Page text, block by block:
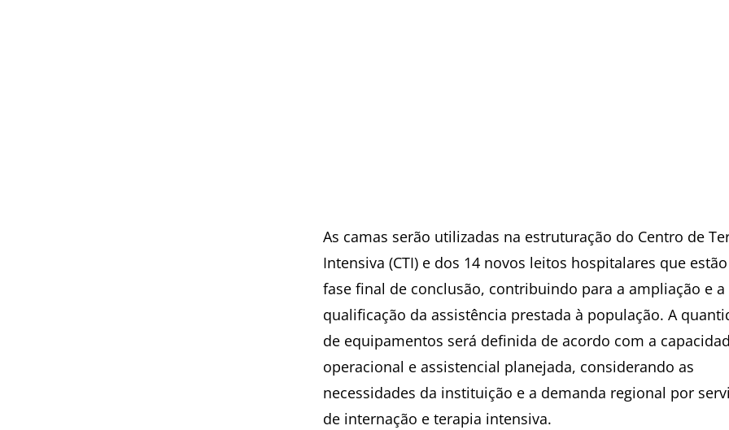
As camas serão utilizadas na estruturação do Centro de
Intensiva (CTI) e dos 14 novos leitos hospitalares que
fase final de conclusão, contribuindo para a ampliação e a
qualificação da assistência prestada à população. A
de equipamentos será definida de acordo com a
operacional e assistencial planejada, considerando as
necessidades da instituição e a demanda regional por
de internação e terapia intensiva.